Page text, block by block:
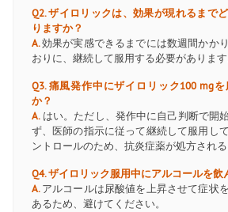
Q2. ザイロリックは、効果が現れるまで
りますか？
A.効果が実感できるまでには数週間かか
おりに、継続して服用する必要があります
Q3. 痛風発作中にザイロリック100 mg
か？
A.はい。ただし、発作中に自己判断で開
ず、医師の指示に従って継続して服用し
ントロールのため、抗炎症薬が処方される
Q4. ザイロリック服用中にアルコールを飲
A.アルコールは尿酸値を上昇させて症状
あるため、避けてください。